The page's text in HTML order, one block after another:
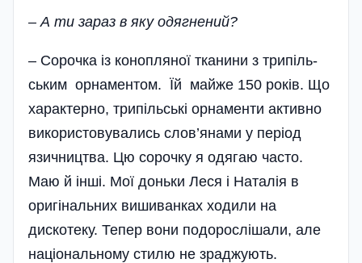
– А ти зараз в яку одягнений?
– Сорочка із конопляної тканини з трипіль­
ським орнаментом. Їй майже 150 років. Що
ха­ракте­рно, трипіль­ські орнаменти активно
використовувались сло­в’янами у період
язичництва. Цю сорочку я одягаю часто.
Маю й інші. Мої доньки Леся і Наталія в
оригінальних вишиванках ходили на
дискотеку. Тепер вони подорослішали, але
національному стилю не зраджують.